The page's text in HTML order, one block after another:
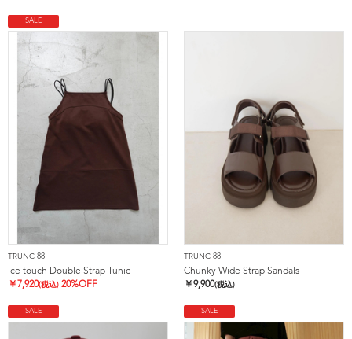
SALE
TRUNC 88
Ice touch Double Strap Tunic
￥ 7,920(税込) 20%OFF
TRUNC 88
Chunky Wide Strap Sandals
￥9,900(税込)
SALE SALE